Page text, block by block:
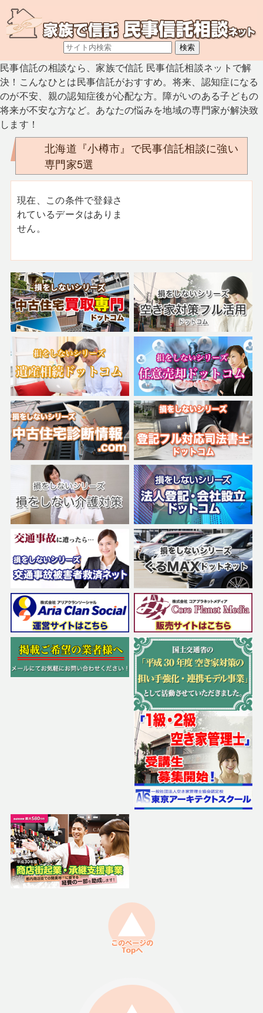
民事信託の相談なら、家族で信託 民事信託相談ネットで解
決！こんなひとは民事信託がおすすめ。将来、認知症になる
のが不安、親の認知症後が心配な方。障がいのある子どもの
将来が不安な方など。あなたの悩みを地域の専門家が解決致
します！
北海道『小樽市』で民事信託相談に強い
専門家5選
現在、この条件で登録さ
れているデータはありま
せん。